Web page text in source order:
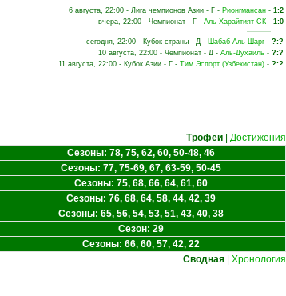
6 августа, 22:00 - Лига чемпионов Азии - Г - Рионгмансан - 1:2
вчера, 22:00 - Чемпионат - Г - Аль-Харайтият СК - 1:0
сегодня, 22:00 - Кубок страны - Д - Шабаб Аль-Шарг - ?:?
10 августа, 22:00 - Чемпионат - Д - Аль-Духаиль - ?:?
11 августа, 22:00 - Кубок Азии - Г - Тим Эспорт (Узбекистан) - ?:?
Трофеи
Достижения
Сезоны: 78, 75, 62, 60, 50-48, 46
Сезоны: 77, 75-69, 67, 63-59, 50-45
Сезоны: 75, 68, 66, 64, 61, 60
Сезоны: 76, 68, 64, 58, 44, 42, 39
Сезоны: 65, 56, 54, 53, 51, 43, 40, 38
Сезон: 29
Сезоны: 66, 60, 57, 42, 22
Сводная Хронология